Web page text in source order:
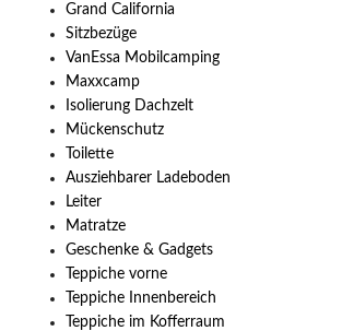
Grand California
Sitzbezüge
VanEssa Mobilcamping
Maxxcamp
Isolierung Dachzelt
Mückenschutz
Toilette
Ausziehbarer Ladeboden
Leiter
Matratze
Geschenke & Gadgets
Teppiche vorne
Teppiche Innenbereich
Teppiche im Kofferraum